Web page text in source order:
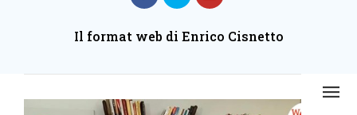
Il format web di Enrico Cisnetto